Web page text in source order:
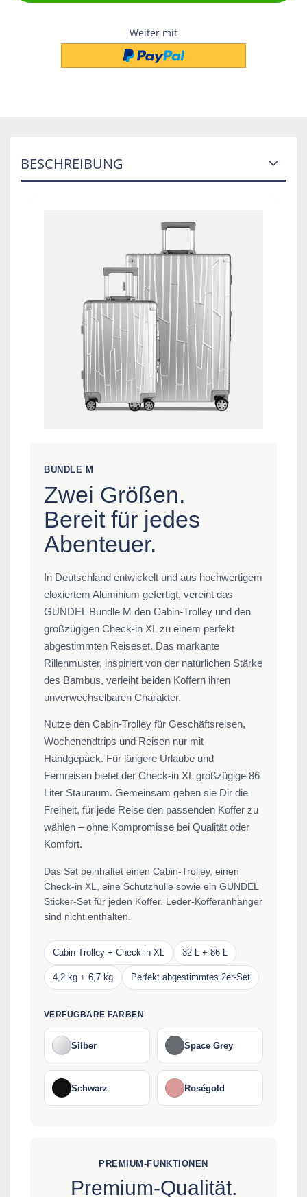
Weiter mit
BESCHREIBUNG
BUNDLE M
Zwei Größen.
Bereit für jedes
Abenteuer.
In Deutschland entwickelt und aus hochwertigem
eloxiertem Aluminium gefertigt, vereint das
GUNDEL Bundle M den Cabin-Trolley und den
großzügigen Check-in XL zu einem perfekt
abgestimmten Reiseset. Das markante
Rillenmuster, inspiriert von der natürlichen Stärke
des Bambus, verleiht beiden Koffern ihren
unverwechselbaren Charakter.
Nutze den Cabin-Trolley für Geschäftsreisen,
Wochenendtrips und Reisen nur mit
Handgepäck. Für längere Urlaube und
Fernreisen bietet der Check-in XL großzügige 86
Liter Stauraum. Gemeinsam geben sie Dir die
Freiheit, für jede Reise den passenden Koffer zu
wählen – ohne Kompromisse bei Qualität oder
Komfort.
Das Set beinhaltet einen Cabin-Trolley, einen
Check-in XL, eine Schutzhülle sowie ein GUNDEL
Sticker-Set für jeden Koffer. Leder-Kofferanhänger
sind nicht enthalten.
Cabin-Trolley + Check-in XL 32 L + 86 L
4,2 kg + 6,7 kg Perfekt abgestimmtes 2er-Set
VERFÜGBARE FARBEN
Silber Space Grey
Schwarz Roségold
PREMIUM-FUNKTIONEN
Premium-Qualität.